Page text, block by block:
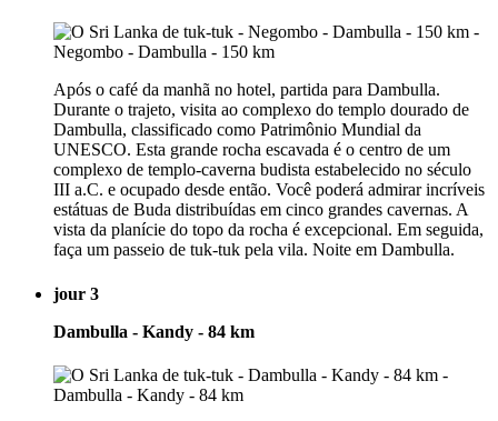
Após o café da manhã no hotel, partida para Dambulla.
Durante o trajeto, visita ao complexo do templo dourado de
Dambulla, classificado como Patrimônio Mundial da
UNESCO. Esta grande rocha escavada é o centro de um
complexo de templo-caverna budista estabelecido no século
III a.C. e ocupado desde então. Você poderá admirar incríveis
estátuas de Buda distribuídas em cinco grandes cavernas. A
vista da planície do topo da rocha é excepcional. Em seguida,
faça um passeio de tuk-tuk pela vila. Noite em Dambulla.
jour 3
Dambulla - Kandy - 84 km